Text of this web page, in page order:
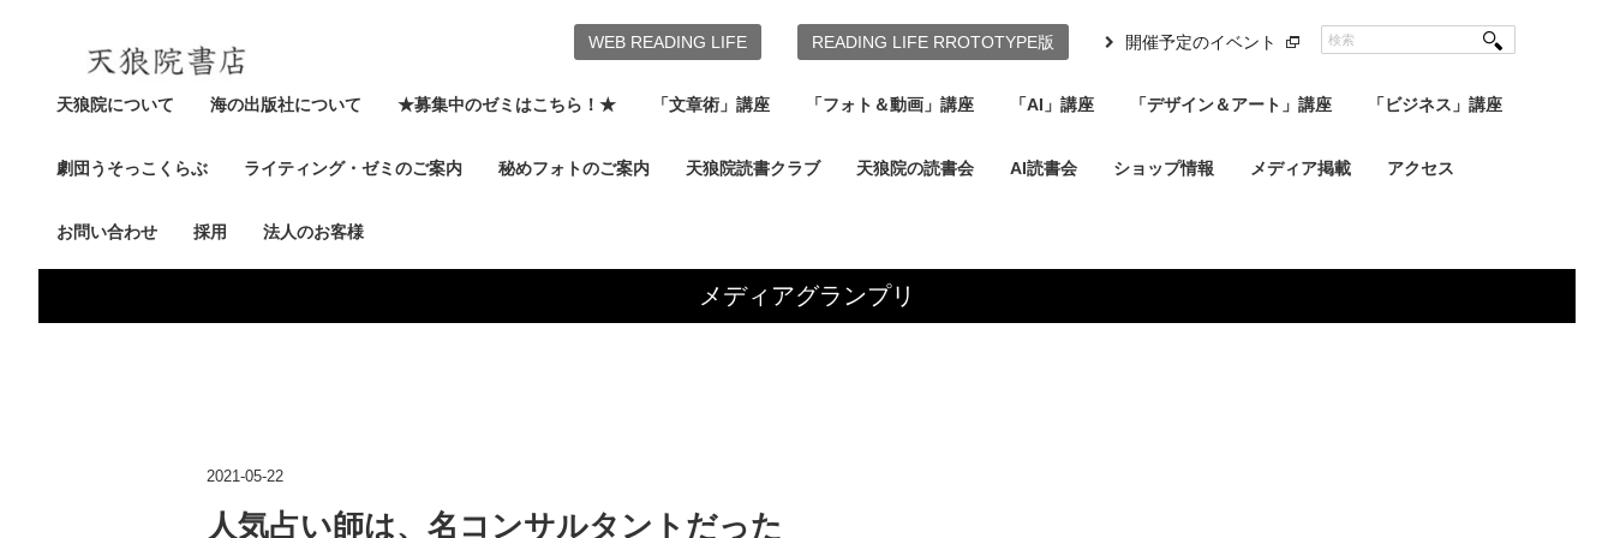
天狼院について 海の出版社について ★募集中のゼミはこちら！★ 「文章術」講座 「フォト＆動画」講座 「AI」講座 「デザイン＆アート」講座 「ビジネス」講座
劇団うそっこくらぶ ライティング・ゼミのご案内 秘めフォトのご案内 天狼院読書クラブ 天狼院の読書会 AI読書会 ショップ情報 メディア掲載 アクセス
お問い合わせ 採用 法人のお客様
WEB READING LIFE READING LIFE RROTOTYPE版 開催予定のイベント
メディアグランプリ
2021-05-22
人気占い師は、名コンサルタントだった